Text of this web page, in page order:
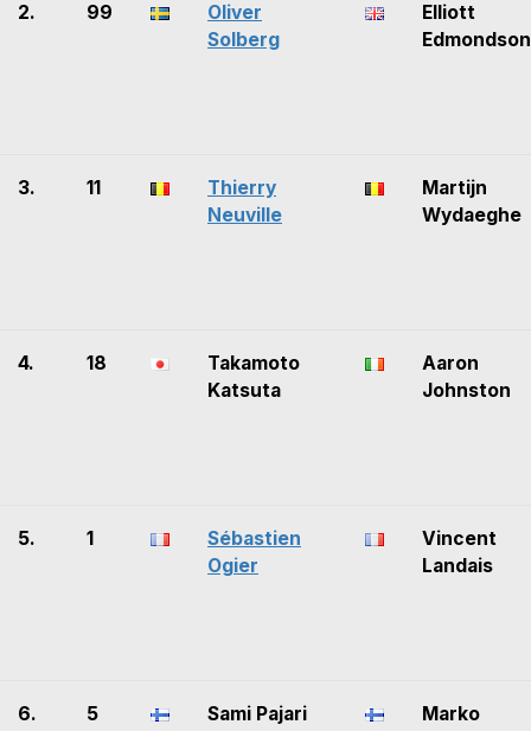
2. 99
Oliver
Solberg
Elliott
Edmondson
3. 11
Thierry
Neuville
Martijn
Wydaeghe
4. 18
Takamoto
Katsuta
Aaron
Johnston
5. 1
Sébastien
Ogier
Vincent
Landais
6. 5 Sami Pajari
Marko